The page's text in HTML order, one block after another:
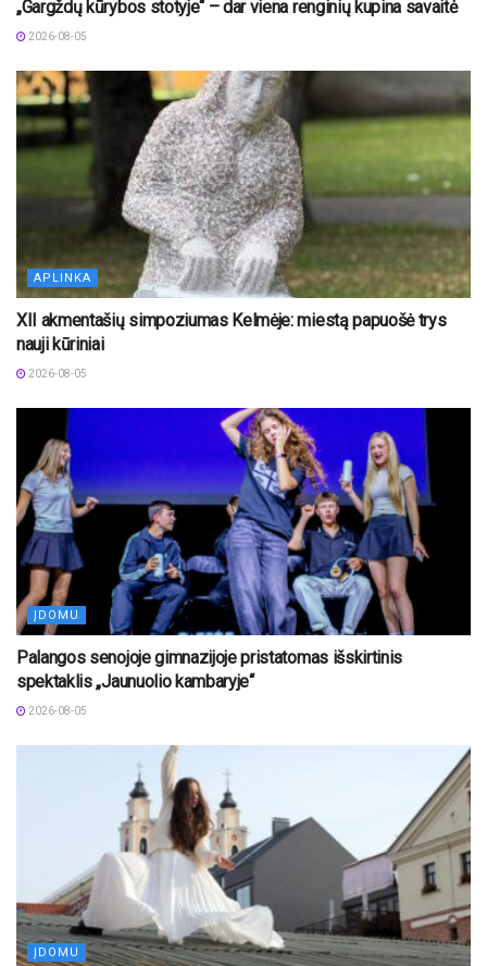
„Gargždų kūrybos stotyje“ – dar viena renginių kupina savaitė
2026-08-05
APLINKA
XII akmentašių simpoziumas Kelmėje: miestą papuošė trys
nauji kūriniai
2026-08-05
ĮDOMU
Palangos senojoje gimnazijoje pristatomas išskirtinis
spektaklis „Jaunuolio kambaryje“
2026-08-05
ĮDOMU